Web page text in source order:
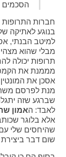
הסכמים
חברות
בנוגע לאתיקה
למיטב הבנתי,
מבלי שהוא
תרופות יכולה
מממנת את
אסכן את
מנת לפרסם משהו
שברגע שזה
לאבד: האמון
אלא בלוגר
שהיחסים שלי
שום דבר